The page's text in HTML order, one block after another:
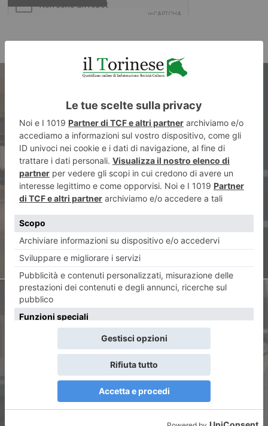
ARTICOLO PRECEDENTE
Negozi e attività in zona
arancione, ecco chi apre e chi
no
ARTICOLO SUCCESSIVO
Controlli straordinari Polfer
nelle stazioni